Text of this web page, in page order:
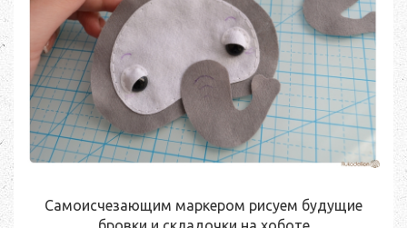
Самоисчезающим маркером рисуем будущие